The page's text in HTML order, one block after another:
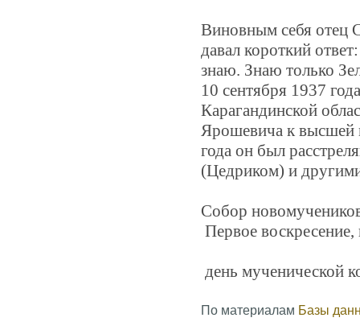
Виновным себя отец
давал короткий
знаю. Знаю только
10 сентября 1937
Карагандинской
Ярошевича к высшей
года он был
(Цедриком) и
Собор
Первое
день мученической
По материалам Базы